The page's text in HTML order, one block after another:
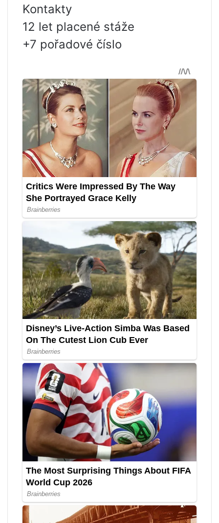
Kontakty
12 let placené stáže
+7 pořadové číslo